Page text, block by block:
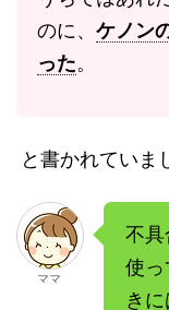
のに、 ケノン
った。
と書かれていま
ママ
不
使っ
き